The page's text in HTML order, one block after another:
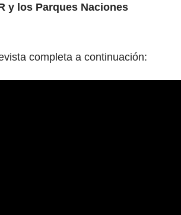
y los Parques Naciones
completa a continuación: